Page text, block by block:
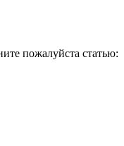
пожалуйста статью: